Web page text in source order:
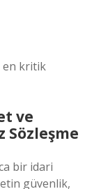
en kritik
ve
Sözleşme
bir idari
güvenlik,